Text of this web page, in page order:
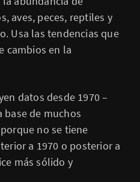
aves, peces, reptiles y
Usa las tendencias que
cambios en la
datos desde 1970 –
de muchos
no se tiene
a 1970 o posterior a
más sólido y